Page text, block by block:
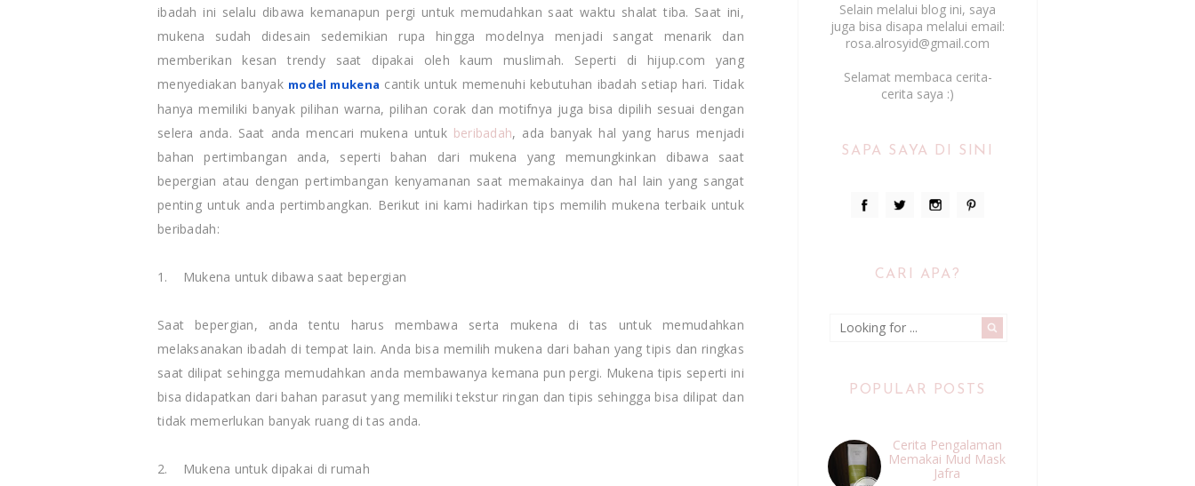
ibadah ini selalu dibawa kemanapun pergi untuk memudahkan saat waktu shalat tiba. Saat ini,
mukena sudah didesain sedemikian rupa hingga modelnya menjadi sangat menarik dan
memberikan kesan trendy saat dipakai oleh kaum muslimah. Seperti di hijup.com yang
menyediakan banyak model mukena cantik untuk memenuhi kebutuhan ibadah setiap hari. Tidak
hanya memiliki banyak pilihan warna, pilihan corak dan motifnya juga bisa dipilih sesuai dengan
selera anda. Saat anda mencari mukena untuk beribadah, ada banyak hal yang harus menjadi
bahan pertimbangan anda, seperti bahan dari mukena yang memungkinkan dibawa saat
bepergian atau dengan pertimbangan kenyamanan saat memakainya dan hal lain yang sangat
penting untuk anda pertimbangkan. Berikut ini kami hadirkan tips memilih mukena terbaik untuk
beribadah:
1. Mukena untuk dibawa saat bepergian
Saat bepergian, anda tentu harus membawa serta mukena di tas untuk memudahkan
melaksanakan ibadah di tempat lain. Anda bisa memilih mukena dari bahan yang tipis dan ringkas
saat dilipat sehingga memudahkan anda membawanya kemana pun pergi. Mukena tipis seperti ini
bisa didapatkan dari bahan parasut yang memiliki tekstur ringan dan tipis sehingga bisa dilipat dan
tidak memerlukan banyak ruang di tas anda.
2. Mukena untuk dipakai di rumah
Selain melalui blog ini, saya
juga bisa disapa melalui email:
rosa.alrosyid@gmail.com
Selamat membaca cerita-
cerita saya :)
SAPA SAYA DI SINI
CARI APA?
POPULAR POSTS
Cerita Pengalaman
Memakai Mud Mask
Jafra